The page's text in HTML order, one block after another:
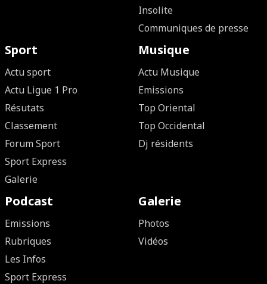
Insolite
Communiques de presse
Sport
Actu sport
Actu Ligue 1 Pro
Résutats
Classement
Forum Sport
Sport Express
Galerie
Musique
Actu Musique
Emissions
Top Oriental
Top Occidental
Dj résidents
Podcast
Emissions
Rubriques
Les Infos
Sport Express
Galerie
Photos
Vidéos